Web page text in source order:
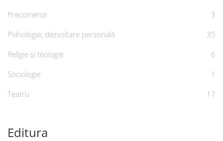
Precomenzi
3
Psihologie, dezvoltare personală
35
Religie și teologie
6
Sociologie
1
Teatru
17
Editura